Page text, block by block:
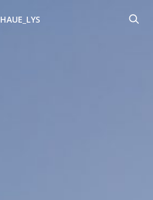
HAUE_LYS